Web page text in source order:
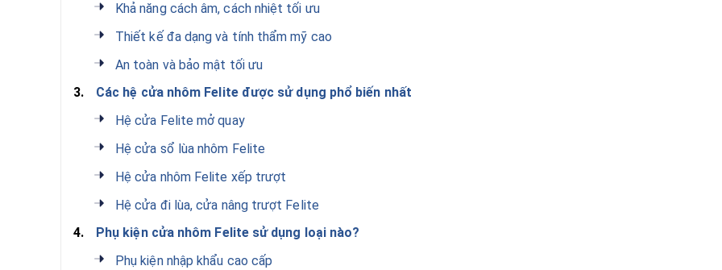
Khả năng cách âm, cách nhiệt tối ưu
Thiết kế đa dạng và tính thẩm mỹ cao
An toàn và bảo mật tối ưu
3.
Các hệ cửa nhôm Felite được sử dụng phổ biến nhất
Hệ cửa Felite mở quay
Hệ cửa sổ lùa nhôm Felite
Hệ cửa nhôm Felite xếp trượt
Hệ cửa đi lùa, cửa nâng trượt Felite
4.
Phụ kiện cửa nhôm Felite sử dụng loại nào?
Phụ kiện nhập khẩu cao cấp